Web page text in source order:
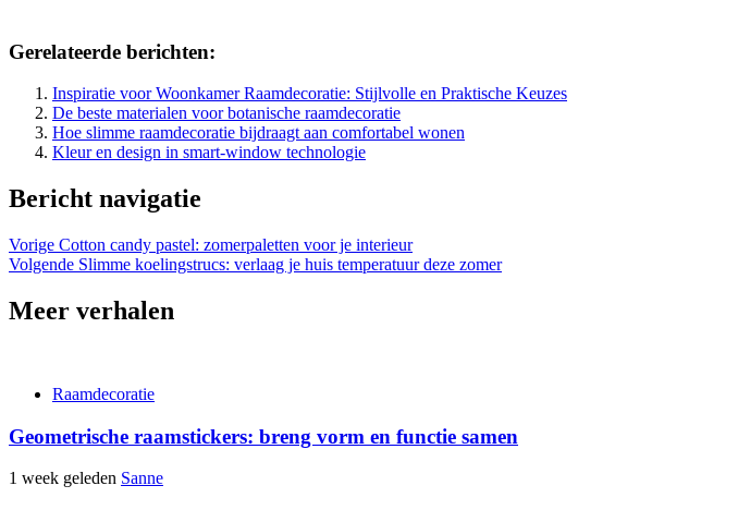
Gerelateerde berichten:
Inspiratie voor Woonkamer Raamdecoratie: Stijlvolle en Praktische Keuzes
De beste materialen voor botanische raamdecoratie
Hoe slimme raamdecoratie bijdraagt aan comfortabel wonen
Kleur en design in smart-window technologie
Bericht navigatie
Vorige Cotton candy pastel: zomerpaletten voor je interieur
Volgende Slimme koelingstrucs: verlaag je huis temperatuur deze zomer
Meer verhalen
Raamdecoratie
Geometrische raamstickers: breng vorm en functie samen
1 week geleden Sanne